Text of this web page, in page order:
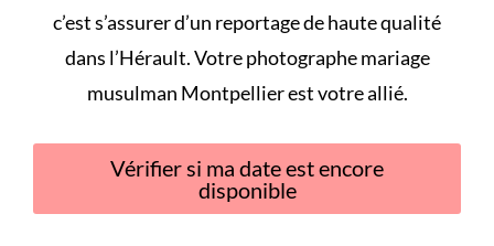
c’est s’assurer d’un reportage de haute qualité
dans l’Hérault. Votre photographe mariage
musulman Montpellier est votre allié.
Vérifier si ma date est encore
disponible